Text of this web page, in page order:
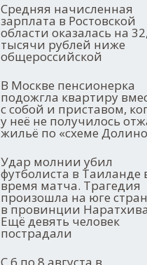
Средняя начисленная
зарплата в Ростовской
области оказалась на
тысячи рублей ниже
общероссийской
В Москве пенсионерка
подожгла квартиру
с собой и приставом,
у неё не получилось
жильё по «схеме
Удар молнии убил
футболиста в Таиланде
время матча. Трагедия
произошла на юге
в провинции
Ещё девять человек
пострадали